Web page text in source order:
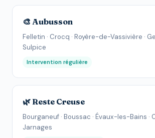
🎨 Aubusson
Felletin · Crocq · Royère-de-Vassivière ·
Sulpice
Intervention régulière
🌿 Reste Creuse
Bourganeuf · Boussac · Évaux-les-Bains
Jarnages